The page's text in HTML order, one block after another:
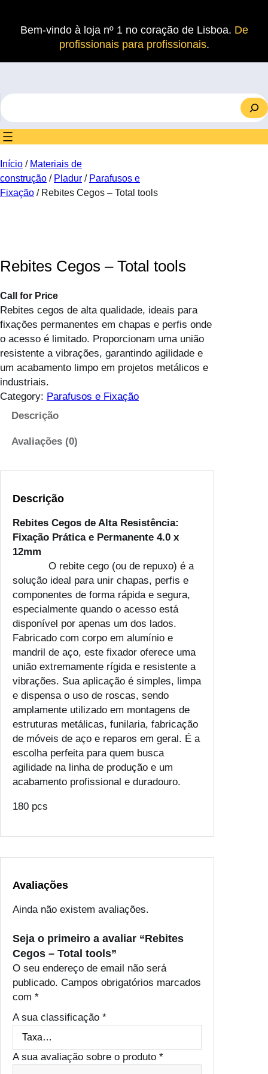
Bem-vindo à loja nº 1 no coração de Lisboa. De
profissionais para profissionais.
S
e
a
r
h
Início / Materiais de
construção / Pladur / Parafusos e
Fixação / Rebites Cegos – Total tools
Rebites Cegos – Total tools
Call for Price
Rebites cegos de alta qualidade, ideais para
fixações permanentes em chapas e perfis onde
o acesso é limitado. Proporcionam uma união
resistente a vibrações, garantindo agilidade e
um acabamento limpo em projetos metálicos e
industriais.
Category: Parafusos e Fixação
Descrição
Avaliações (0)
Descrição
Rebites Cegos de Alta Resistência:
Fixação Prática e Permanente 4.0 x
12mm
O rebite cego (ou de repuxo) é a
solução ideal para unir chapas, perfis e
componentes de forma rápida e segura,
especialmente quando o acesso está
disponível por apenas um dos lados.
Fabricado com corpo em alumínio e
mandril de aço, este fixador oferece uma
união extremamente rígida e resistente a
vibrações. Sua aplicação é simples, limpa
e dispensa o uso de roscas, sendo
amplamente utilizado em montagens de
estruturas metálicas, funilaria, fabricação
de móveis de aço e reparos em geral. É a
escolha perfeita para quem busca
agilidade na linha de produção e um
acabamento profissional e duradouro.
180 pcs
Avaliações
Ainda não existem avaliações.
Seja o primeiro a avaliar “Rebites
Cegos – Total tools”
O seu endereço de email não será
publicado. Campos obrigatórios marcados
com *
A sua classificação *
A sua avaliação sobre o produto *